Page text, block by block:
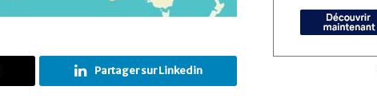
Partager sur Linkedin